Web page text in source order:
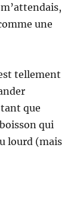
une
tellement
que
qui
lourd (mais